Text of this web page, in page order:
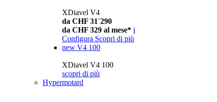
XDiavel V4
da CHF 31´290
da CHF 329 al mese* i
Configura Scopri di più
new V4 100
XDiavel V4 100
scopri di più
Hypermotard